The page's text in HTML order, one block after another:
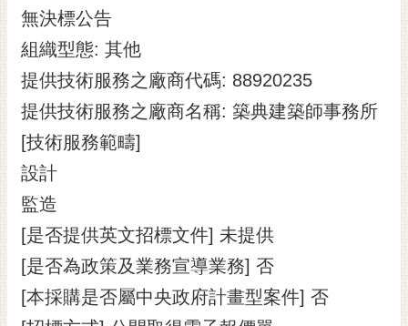
無決標公告
組織型態: 其他
提供技術服務之廠商代碼: 88920235
提供技術服務之廠商名稱: 築典建築師事務所
[技術服務範疇]
設計
監造
[是否提供英文招標文件] 未提供
[是否為政策及業務宣導業務] 否
[本採購是否屬中央政府計畫型案件] 否